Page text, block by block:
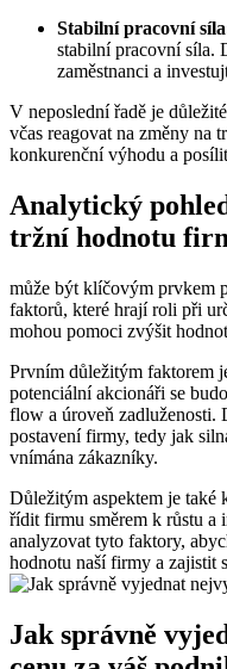
Stabilní pracovní
stabilní pracovní síla.
zaměstnanci a
V neposlední řadě je
včas reagovat na změny na
konkurenční výhodu a
Analytický
tržní hodnotu
může být klíčovým prvkem
faktorů, které hrají roli při
mohou pomoci zvýšit
Prvním důležitým faktorem
potenciální akcionáři se
flow a úroveň
postavení firmy, tedy jak
vnímána zákazníky.
Důležitým aspektem je také
řídit firmu směrem k růstu a
analyzovat tyto faktory,
hodnotu naší firmy a zajistit
Jak správně